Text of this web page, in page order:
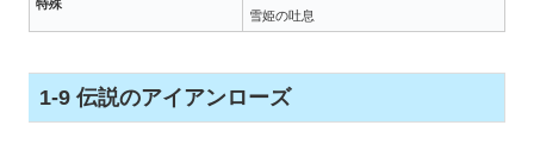
特殊
雪姫の吐息
1-9 伝説のアイアンローズ